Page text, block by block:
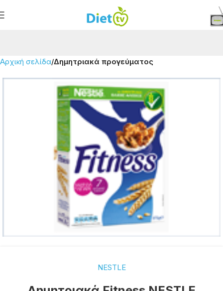
Αρχική σελίδα Δημητριακά προγεύματος
NESTLE